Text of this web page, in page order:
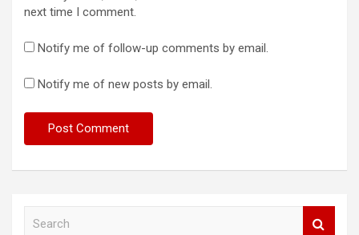
next time I comment.
Notify me of follow-up comments by email.
Notify me of new posts by email.